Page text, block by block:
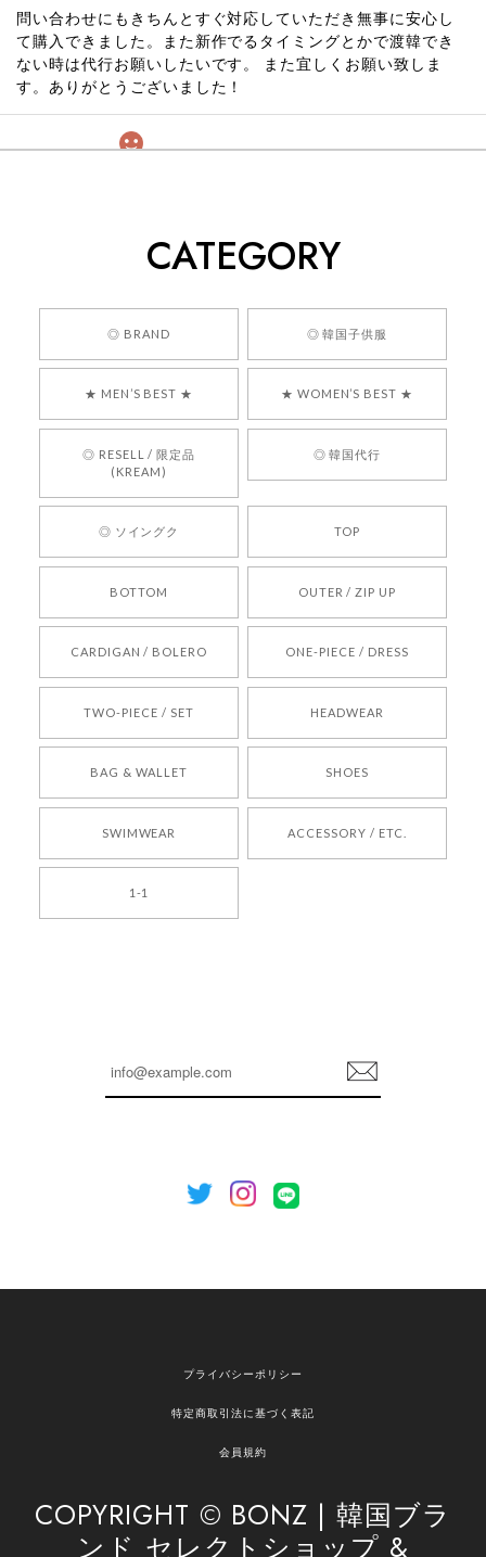
問い合わせにもきちんとすぐ対応していただき無事に安心し
て購入できました。また新作でるタイミングとかで渡韓でき
ない時は代行お願いしたいです。 また宜しくお願い致しま
す。ありがとうございました！
くっそかわいいし、ショップの問い合わせも返事がはやくて
嬉しいレビューをありがとうございます！ 商品を
気に入っていただけたようで、大変嬉しく思いま
言葉をいただきありがとうございます。安心して
お買い物いただけたとのこと、何より嬉しいで
す。 これからも迅速かつ丁寧な対応を心がけ、安
心してご利用いただけるショップを目指してまい
ります。 また気になる商品がございましたら、ぜ
りお待ちしております。
2026/05/24
250
2026/05/24
2026/04/14
を心がけてまいります。 またお探しの商品がござ
欲しかったものが買えて嬉しいです！ またお願いします。
の商品のお手伝いができ、喜んでいただけて大変
安心してお任せいただけるよう、丁寧な対応を心
がけてまいります。 また気になる商品がございま
CATEGORY
◎ BRAND ◎ 韓国子供服
★ MEN’S BEST ★ ★ WOMEN’S BEST ★
◎ RESELL / 限定品
(KREAM)
◎ 韓国代行
◎ ソイングク TOP
BOTTOM OUTER / ZIP UP
CARDIGAN / BOLERO ONE-PIECE / DRESS
TWO-PIECE / SET HEADWEAR
BAG & WALLET SHOES
SWIMWEAR ACCESSORY / ETC.
1-1
登
録
プライバシーポリシー
特定商取引法に基づく表記
会員規約
COPYRIGHT © BONZ | 韓国ブラ
ンド セレクトショップ &